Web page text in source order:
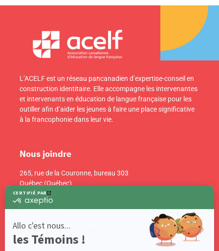
L’ACELF est un réseau pancanadien d’expertise-conseil en
construction identitaire. Elle accompagne les intervenantes
et intervenants en éducation de langue française pour les
outiller afin d’aider les jeunes à faire une place significative
à la francophonie dans leur vie.
Nous joindre
265, rue de la Couronne, bureau 303
Québec (Québec)
Canada G1K 6E1
info@acelf.ca
Téléphone : 418 681-4661